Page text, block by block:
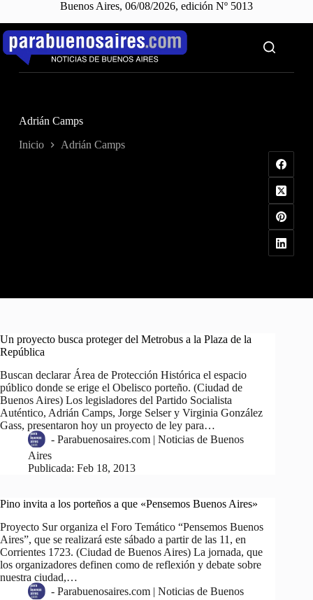
Buenos Aires, 06/08/2026, edición Nº 5013
Saltar
contenido
Adrián Camps
Inicio Adrián Camps
Un proyecto busca proteger del Metrobus a la Plaza de la
República
Buscan declarar Área de Protección Histórica el espacio
público donde se erige el Obelisco porteño. (Ciudad de
Buenos Aires) Los legisladores del Partido Socialista
Auténtico, Adrián Camps, Jorge Selser y Virginia González
Gass, presentaron hoy un proyecto de ley para…
- Parabuenosaires.com | Noticias de Buenos
Aires
Publicada: Feb 18, 2013
Pino invita a los porteños a que «Pensemos Buenos Aires»
Proyecto Sur organiza el Foro Temático “Pensemos Buenos
Aires”, que se realizará este sábado a partir de las 11, en
Corrientes 1723. (Ciudad de Buenos Aires) La jornada, que
los organizadores definen como de reflexión y debate sobre
nuestra ciudad,…
- Parabuenosaires.com | Noticias de Buenos